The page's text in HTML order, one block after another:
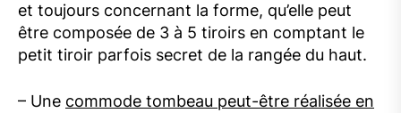
et toujours concernant la forme, qu’elle peut
être composée de 3 à 5 tiroirs en comptant le
petit tiroir parfois secret de la rangée du haut.
– Une commode tombeau peut-être réalisée en